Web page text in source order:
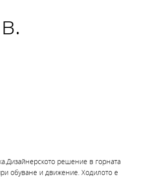
решение в горната
обуване и движение. Ходилото е